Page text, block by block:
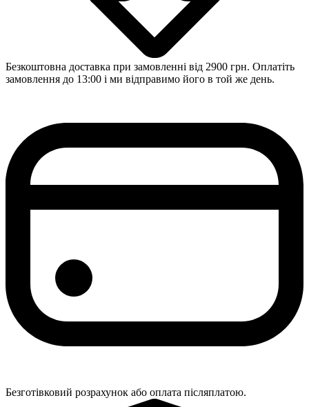
Безкоштовна доставка при замовленні від 2900 грн. Оплатіть
замовлення до 13:00 і ми відправимо його в той же день.
Безготівковий розрахунок або оплата післяплатою.